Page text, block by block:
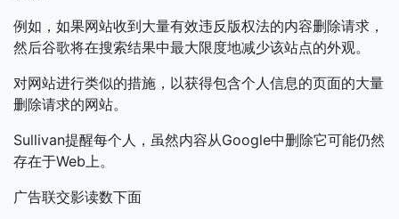
例如，如果网站收到大量有效违反版权法的内容删除请求，
然后谷歌将在搜索结果中最大限度地减少该站点的外观。
对网站进行类似的措施，以获得包含个人信息的页面的大量
删除请求的网站。
Sullivan提醒每个人，虽然内容从Google中删除它可能仍然
存在于Web上。
广告联交影读数下面